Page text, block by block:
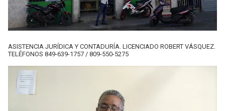
ASISTENCIA JURÍDICA Y CONTADURÍA. LICENCIADO ROBERT VÁSQUEZ.
TELÉFONOS 849-639-1757 / 809-550-5275